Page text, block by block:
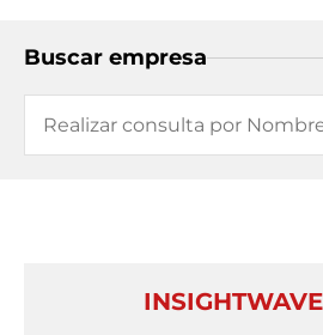
Buscar empresa